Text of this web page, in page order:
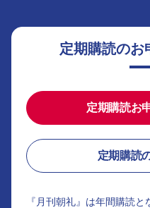
定期購読のお
定期購読お
定期購読
『月刊朝礼』は年間購読